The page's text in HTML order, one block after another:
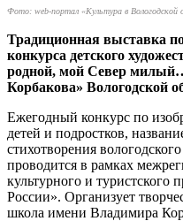
Фото: web-портал «Культура в Вологодской
Традиционная выставка
конкурса детского
родной, мой Север
Корбакова» Вологодской
Ежегодный конкурс по
детей и подростков,
стихотворения
проводится в рамках
культурного и туристского
России». Организует
школа имени Владимира